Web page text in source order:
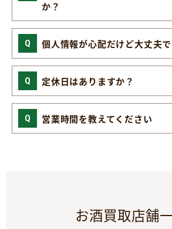
か？
個人情報が心配だけど大丈夫
定休日はありますか？
営業時間を教えてください
お酒買取店舗